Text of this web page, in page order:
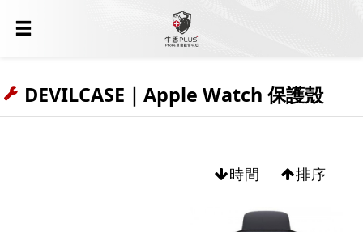
DEVILCASE｜Apple Watch 保護殼
時間 排序